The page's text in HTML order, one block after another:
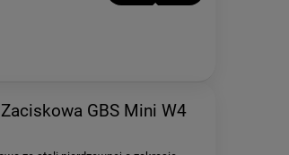
GBS Mini W4